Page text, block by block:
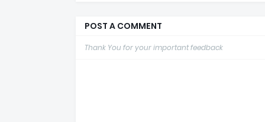
POST A COMMENT
Thank You for your important feedback